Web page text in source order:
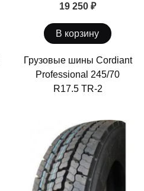
19 250 ₽
В корзину
Грузовые шины Cordiant
Professional 245/70
R17.5 TR-2